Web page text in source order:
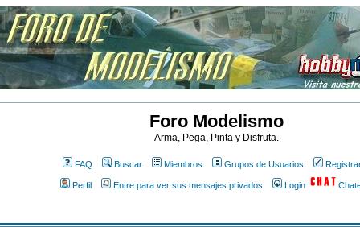
Foro Modelismo
Arma, Pega, Pinta y Disfruta.
FAQ Buscar Miembros Grupos de Usuarios
Perfil Entre para ver sus mensajes privados Login